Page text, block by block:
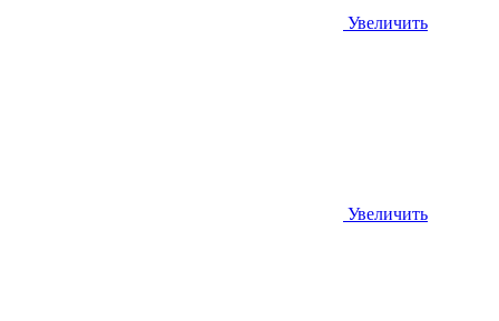
Увеличить
Увеличить